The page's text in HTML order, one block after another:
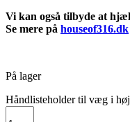
Vi kan også tilbyde at
Se mere på houseof316.dk
På lager
Håndlisteholder til væg i